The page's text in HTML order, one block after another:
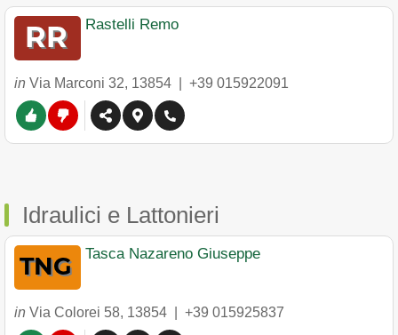
Rastelli Remo
in Via Marconi 32, 13854 +39 015922091
Idraulici e Lattonieri
Tasca Nazareno Giuseppe
in Via Colorei 58, 13854 +39 015925837